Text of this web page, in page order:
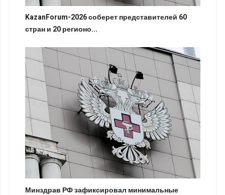
KazanForum-2026 соберет представителей 60
стран и 20 регионо...
Минздрав РФ зафиксировал минимальные